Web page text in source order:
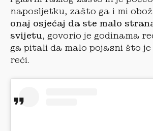
naposljetku, zašto ga i mi
onaj osjećaj da ste malo
svijetu, govorio je godinama
ga pitali da malo pojasni što
reći.